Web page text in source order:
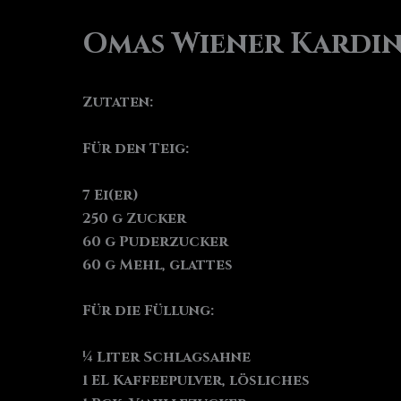
Omas Wiener
Zutaten:
Für den Teig:
7 Ei(er)
250 g Zucker
60 g Puderzucker
60 g Mehl, glattes
Für die Füllung:
¼ Liter Schlagsahne
1 EL Kaffeepulver, lösliches